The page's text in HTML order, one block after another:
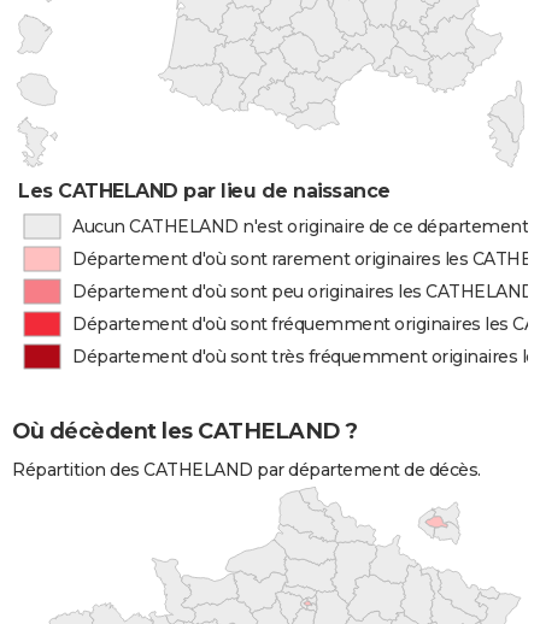
Les CATHELAND par lieu de naissance
Aucun CATHELAND n'est originaire de ce département
Département d'où sont rarement originaires les
Département d'où sont peu originaires les CATHELAND
Département d'où sont fréquemment originaires les
Département d'où sont très fréquemment originaires
Où décèdent les CATHELAND ?
Répartition des CATHELAND par département de décès.